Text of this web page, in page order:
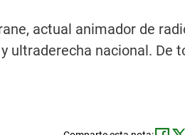
actual animador de
ultraderecha nacional. De